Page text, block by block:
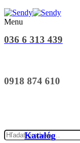
Menu
036 6 313 439
0918 874 610
Katalóg